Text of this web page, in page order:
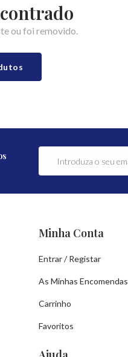
ou foi removido.
Minha Conta
Entrar / Registar
As Minhas Encomendas
Carrinho
Favoritos